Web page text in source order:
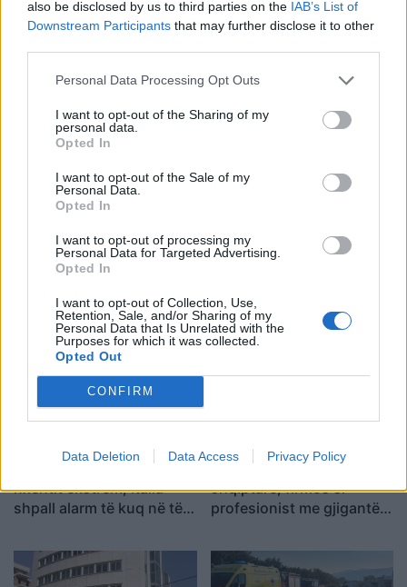
also be disclosed by us to third parties on the IAB’s List of
Downstream Participants that may further disclose it to other
Personal Data Processing Opt Outs
I want to opt-out of the Sharing of my
personal data.
Opted In
I want to opt-out of the Sale of my
Personal Data.
Opted In
I want to opt-out of processing my
Personal Data for Targeted Advertising.
Opted In
I want to opt-out of Collection, Use,
Retention, Sale, and/or Sharing of my
Personal Data that Is Unrelated with the
Purposes for which it was collected.
Opted Out
CONFIRM
Data Deletion Data Access Privacy Policy
SafeJournalists
kundërshton rregullat e
reja të GJKKO-së për
median: Të rishikohen
kufizimet ndaj gazetarëve
dhe informimit publik
Nënë e bir humbën jetën
Ishin nisur për në punë,
por fati u kishte rezervuar
udhëtimin e fundit (FOTO)
Europa nën pushtetin e të
nxehtit ekstrem, Italia
shpall alarm të kuq në të
Austria dhe Sllovakia,
temperatura rekord
E ardhmja e Kombëtares
shqiptare, firmos si
profesionist me gjigantët
goditjeve të dënimit